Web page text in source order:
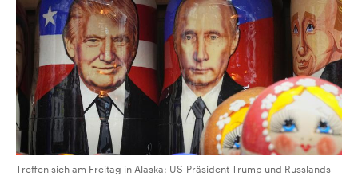
Treffen sich am Freitag in Alaska: US-Präsident Trump und Russlands